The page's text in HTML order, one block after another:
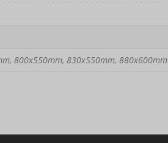
800x550mm, 830x550mm, 880x600mm